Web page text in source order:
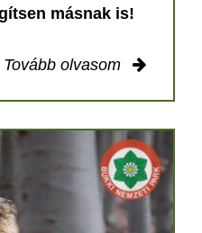
másnak is!
Tovább olvasom